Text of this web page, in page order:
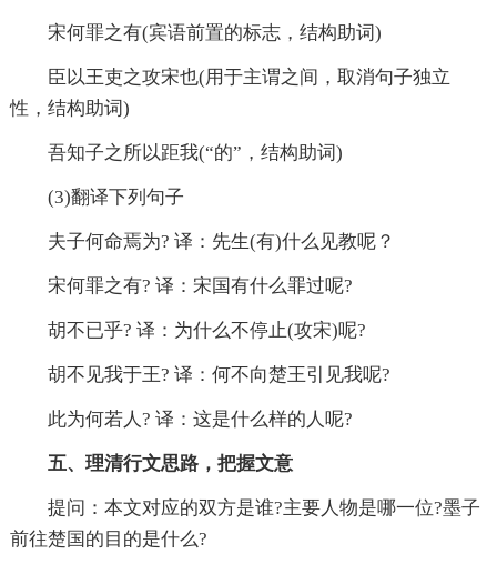
宋何罪之有(宾语前置的标志，结构助词)
臣以王吏之攻宋也(用于主谓之间，取消句子独立
性，结构助词)
吾知子之所以距我(“的”，结构助词)
(3)翻译下列句子
夫子何命焉为? 译：先生(有)什么见教呢？
宋何罪之有? 译：宋国有什么罪过呢?
胡不已乎? 译：为什么不停止(攻宋)呢?
胡不见我于王? 译：何不向楚王引见我呢?
此为何若人? 译：这是什么样的人呢?
五、理清行文思路，把握文意
提问：本文对应的双方是谁?主要人物是哪一位?墨子
前往楚国的目的是什么?